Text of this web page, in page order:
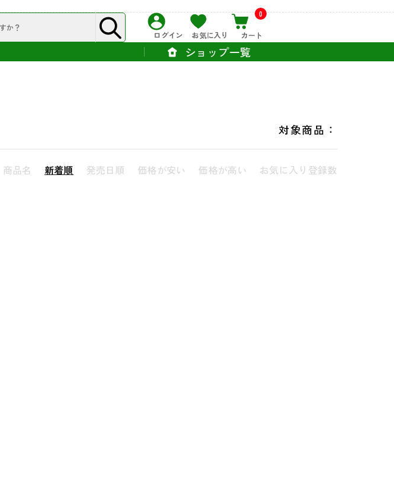
ログイン お気に入り
0
カート
ショップ一覧
対象商品：
商品名 新着順 発売日順 価格が安い 価格が高い お気に入り登録数